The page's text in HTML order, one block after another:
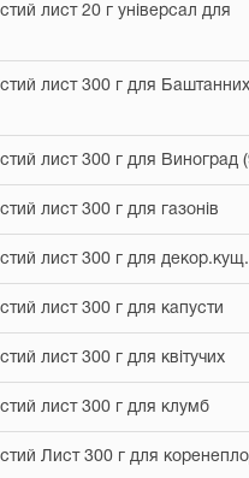
лист 20 г універсал для
лист 300 г для Баштанних
лист 300 г для Виноград
лист 300 г для газонів
лист 300 г для декор.кущ.
лист 300 г для капусти
лист 300 г для квітучих
лист 300 г для клумб
Лист 300 г для